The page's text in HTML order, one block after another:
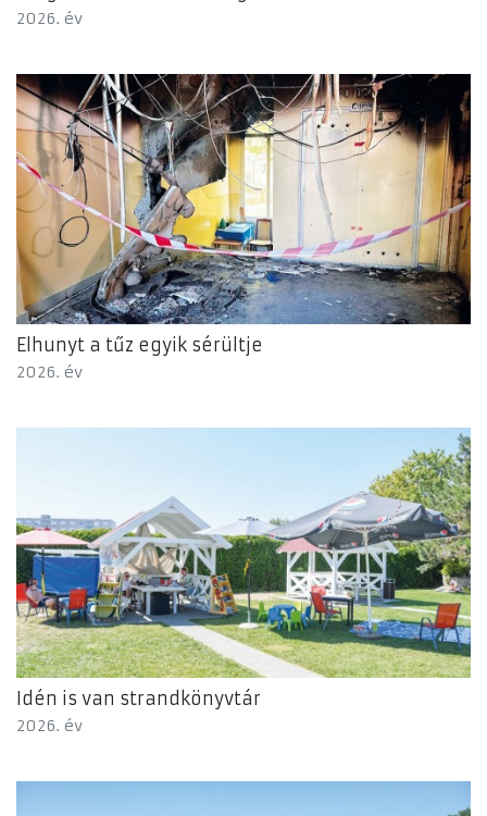
2026. év
Elhunyt a tűz egyik sérültje
2026. év
Idén is van strandkönyvtár
2026. év